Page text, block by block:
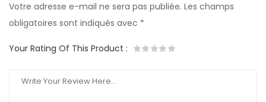
Votre adresse e-mail ne sera pas publiée. Les champs
obligatoires sont indiqués avec *
Your Rating Of This Product :